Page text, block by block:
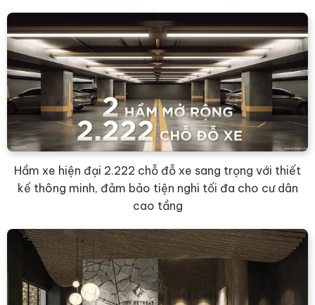
Hầm xe hiện đại 2.222 chỗ đỗ xe sang trọng với thiết
kế thông minh, đảm bảo tiện nghi tối đa cho cư dân
cao tầng